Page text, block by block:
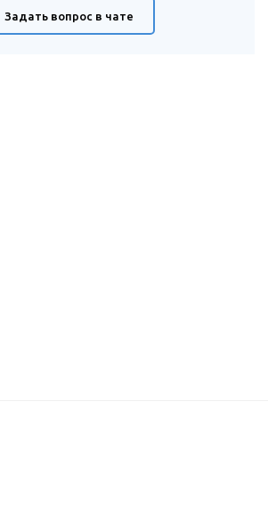
Задать вопрос в чате